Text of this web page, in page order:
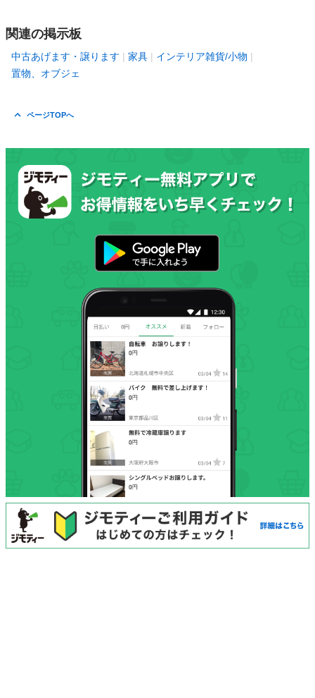
関連の掲示板
中古あげます・譲ります 家具
インテリア雑貨/小物
置物、オブジェ
ページTOPへ